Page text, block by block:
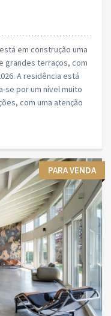
em construção uma
grandes terraços, com
A residência está
se por um nível muito
com uma atenção
PARA VENDA